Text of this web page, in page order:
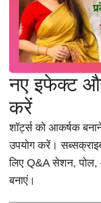
नए इफेक्ट
करें
शॉर्ट्स को आकर्षक
उपयोग करें।
लिए Q&A सेशन,
बनाएं।